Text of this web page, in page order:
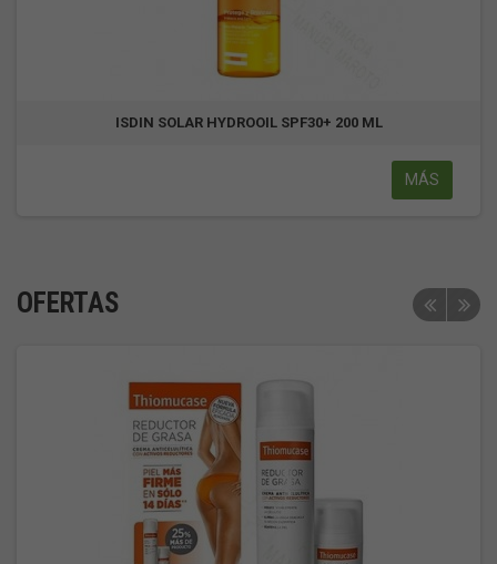
ISDIN SOLAR HYDROOIL SPF30+ 200 ML
MÁS
OFERTAS